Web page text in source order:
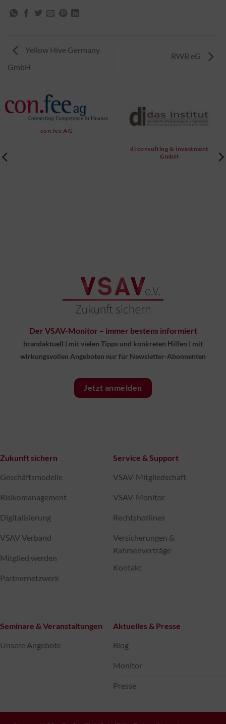
Yellow Hive Germany
GmbH
RWB eG
con.fee AG
di consulting & investment
GmbH
Der VSAV-Monitor – immer bestens informiert
brandaktuell | mit vielen Tipps und konkreten Hilfen | mit
wirkungsvollen Angeboten nur für Newsletter-Abonnenten
Jetzt anmelden
Zukunft sichern
Geschäftsmodelle
Risikomanagement
Digitalisierung
VSAV Verband
Mitglied werden
Partnernetzwerk
Service & Support
VSAV-Mitgliedschaft
VSAV-Monitor
Rechtshotlines
Versicherungen &
Rahmenverträge
Kontakt
Seminare & Veranstaltungen
Unsere Angebote
Aktuelles & Presse
Blog
Monitor
Presse